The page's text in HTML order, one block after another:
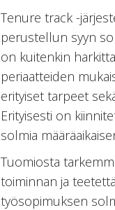
Tenure track -
perustellun syyn
on kuitenkin
periaatteiden
erityiset tarpeet
Erityisesti on
solmia
Tuomiosta
toiminnan ja
työsopimuksen